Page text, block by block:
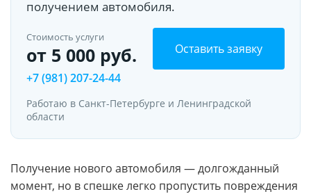
получением автомобиля.
Стоимость услуги
от 5 000 руб.
Оставить заявку
+7 (981) 207-24-44
Работаю в Санкт-Петербурге и Ленинградской
области
Получение нового автомобиля — долгожданный
момент, но в спешке легко пропустить повреждения